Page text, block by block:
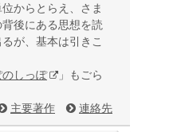
からとらえ、さま
後にある思想を読
が、基本は引きこ
のしっぽ
」もごら
主要著作 連絡先